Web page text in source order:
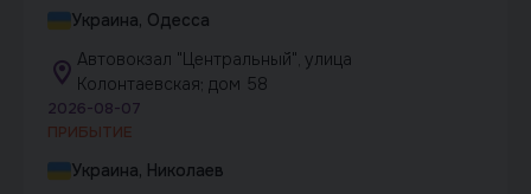
Украина, Одесса
Автовокзал "Центральный", улица
Колонтаевская; дом 58
2026-08-07
ПРИБЫТИЕ
Украина, Николаев